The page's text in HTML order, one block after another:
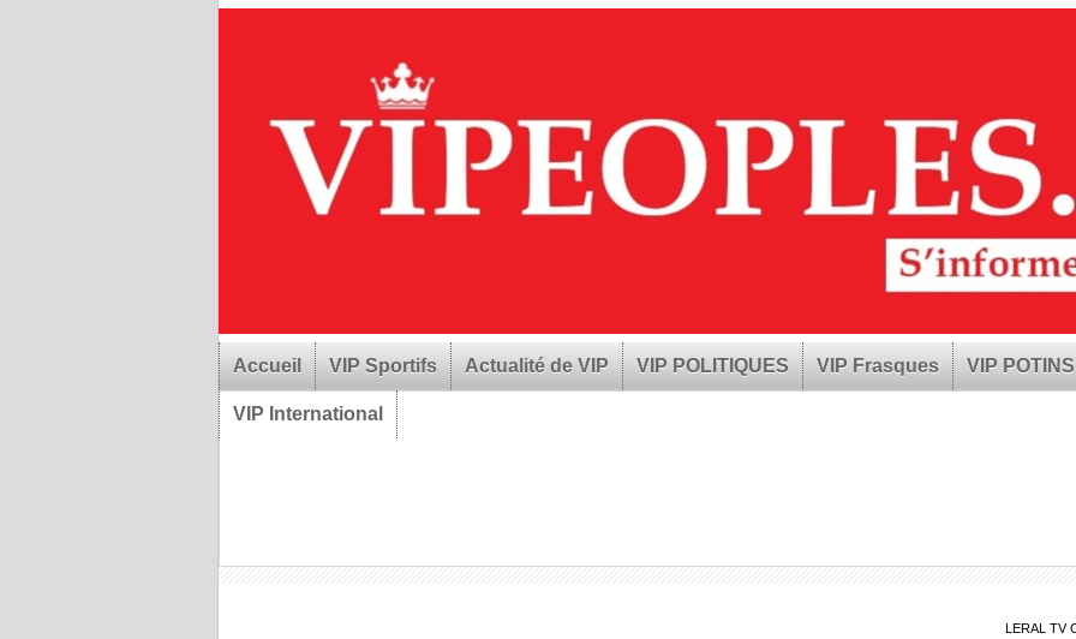
Accueil VIP Sportifs Actualité de VIP VIP POLITIQUES VIP Frasques VIP POTINS
VIP International
LERAL TV